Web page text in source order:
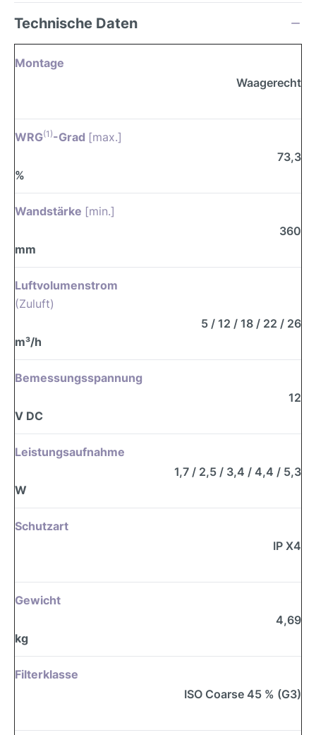
Technische Daten
Montage
Waagerecht
WRG(1)-Grad [max.]
73,3
%
Wandstärke [min.]
360
mm
Luftvolumenstrom
(Zuluft)
5 / 12 / 18 / 22 / 26
m³/h
Bemessungsspannung
12
V DC
Leistungsaufnahme
1,7 / 2,5 / 3,4 / 4,4 / 5,3
W
Schutzart
IP X4
Gewicht
4,69
kg
Filterklasse
ISO Coarse 45 % (G3)